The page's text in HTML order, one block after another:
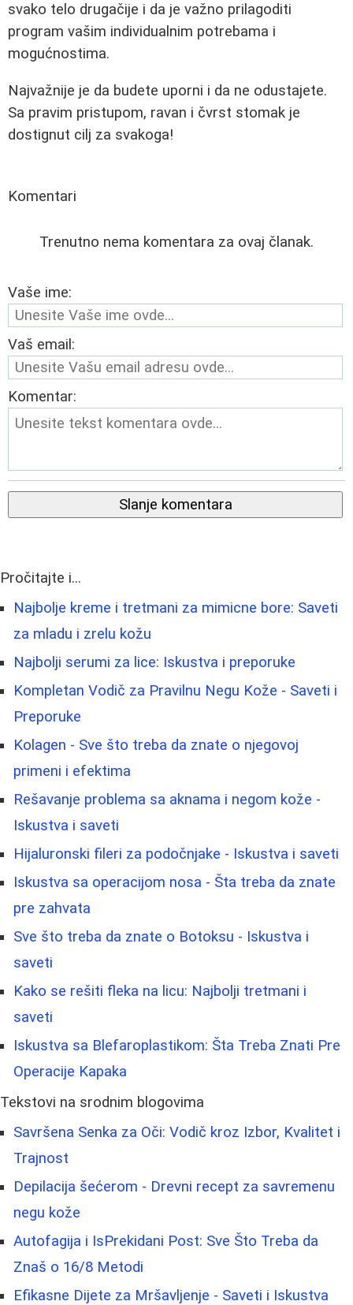
svako telo drugačije i da je važno prilagoditi
program vašim individualnim potrebama i
mogućnostima.
Najvažnije je da budete uporni i da ne odustajete.
Sa pravim pristupom, ravan i čvrst stomak je
dostignut cilj za svakoga!
Komentari
Trenutno nema komentara za ovaj članak.
Vaše ime:
Vaš email:
Komentar:
Slanje komentara
Pročitajte i...
Najbolje kreme i tretmani za mimicne bore: Saveti
za mladu i zrelu kožu
Najbolji serumi za lice: Iskustva i preporuke
Kompletan Vodič za Pravilnu Negu Kože - Saveti i
Preporuke
Kolagen - Sve što treba da znate o njegovoj
primeni i efektima
Rešavanje problema sa aknama i negom kože -
Iskustva i saveti
Hijaluronski fileri za podočnjake - Iskustva i saveti
Iskustva sa operacijom nosa - Šta treba da znate
pre zahvata
Sve što treba da znate o Botoksu - Iskustva i
saveti
Kako se rešiti fleka na licu: Najbolji tretmani i
saveti
Iskustva sa Blefaroplastikom: Šta Treba Znati Pre
Operacije Kapaka
Tekstovi na srodnim blogovima
Savršena Senka za Oči: Vodič kroz Izbor, Kvalitet i
Trajnost
Depilacija šećerom - Drevni recept za savremenu
negu kože
Autofagija i IsPrekidani Post: Sve Što Treba da
Znaš o 16/8 Metodi
Efikasne Dijete za Mršavljenje - Saveti i Iskustva